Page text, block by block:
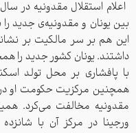
بین یونان و مقدونیه‌ی جدید
این هم بر سر مالکیت‌ بر
داشتند. یونان کشور جدید را
با پافشاری بر محل تولد
همچنین مرکزیت حکومت او در
مقدونیه مخالفت می‌کرد.
ورجینا در مرکز آن با